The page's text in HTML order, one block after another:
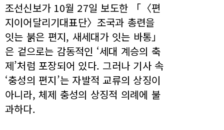
조선신보가 10월 27일 보도한 「〈편
지이어달리기대표단〉조국과 총련을
잇는 붉은 편지, 새세대가 잇는 바통」
은 겉으로는 감동적인 ‘세대 계승의 축
제’처럼 포장되어 있다. 그러나 기사 속
‘충성의 편지’는 자발적 교류의 상징이
아니라, 체제 충성의 상징적 의례에 불
과하다.